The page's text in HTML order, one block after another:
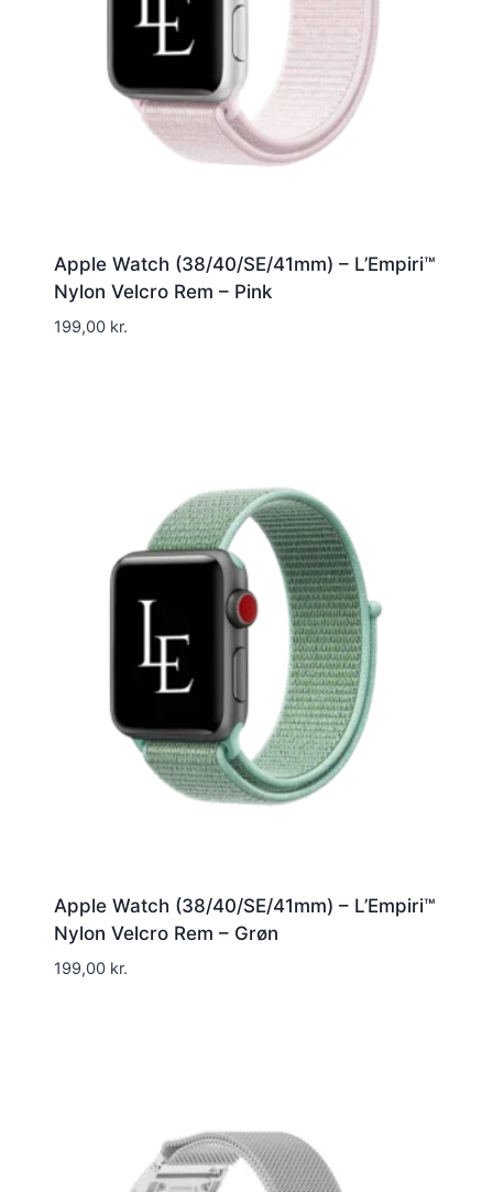
Apple Watch (38/40/SE/41mm) – L’Empiri™
Nylon Velcro Rem – Pink
199,00 kr.
Apple Watch (38/40/SE/41mm) – L’Empiri™
Nylon Velcro Rem – Grøn
199,00 kr.